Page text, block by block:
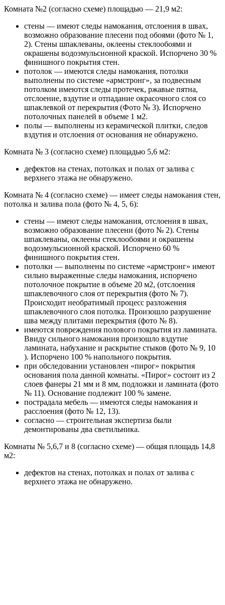
Комната №2 (согласно схеме) площадью — 21,9 м2:
стены — имеют следы намокания, отслоения в швах,
возможно образование плесени под обоями (фото № 1,
2). Стены шпаклеваны, оклеены стеклообоями и
окрашены водоэмульсионной краской. Испорчено 30 %
финишного покрытия стен.
потолок — имеются следы намокания, потолки
выполнены по системе «армстронг», за подвесным
потолком имеются следы протечек, ржавые пятна,
отслоение, вздутие и отпадание окрасочного слоя со
шпаклевкой от перекрытия (Фото № 3). Испорчено
потолочных панелей в объеме 1 м2.
полы — выполнены из керамической плитки, следов
вздутия и отслоения от основания не обнаружено.
Комната № 3 (согласно схеме) площадью 5,6 м2:
дефектов на стенах, потолках и полах от залива с
верхнего этажа не обнаружено.
Комната № 4 (согласно схеме) — имеет следы намокания стен,
потолка и залива пола (фото № 4, 5, 6):
стены — имеют следы намокания, отслоения в швах,
возможно образование плесени (фото № 2). Стены
шпаклеваны, оклеены стеклообоями и окрашены
водоэмульсионной краской. Испорчено 60 %
финишного покрытия стен.
потолки — выполнены по системе «армстронг» имеют
сильно выраженные следы намокания, испорчено
потолочное покрытие в объеме 20 м2, (отслоения
шпаклевочного слоя от перекрытия (фото № 7).
Происходит необратимый процесс разложения
шпаклевочного слоя потолка. Произошло разрушение
шва между плитами перекрытия (фото № 8).
имеются повреждения полового покрытия из ламината.
Ввиду сильного намокания произошло вздутие
ламината, набухание и раскрытие стыков (фото № 9, 10
). Испорчено 100 % напольного покрытия.
при обследовании установлен «пирог» покрытия
основания пола данной комнаты. «Пирог» состоит из 2
слоев фанеры 21 мм и 8 мм, подложки и ламината (фото
№ 11). Основание подлежит 100 % замене.
пострадала мебель — имеются следы намокания и
расслоения (фото № 12, 13).
согласно — строительная экспертиза были
демонтированы два светильника.
Комнаты № 5,6,7 и 8 (согласно схеме) — общая площадь 14,8
м2:
дефектов на стенах, потолках и полах от залива с
верхнего этажа не обнаружено.